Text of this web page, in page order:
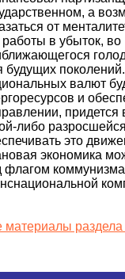
а
от
работы в убыток,
будущих
валют
и
придется
либо
это
экономика
флагом
материалы